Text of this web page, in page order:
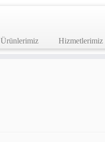
Ürünlerimiz Hizmetlerimiz